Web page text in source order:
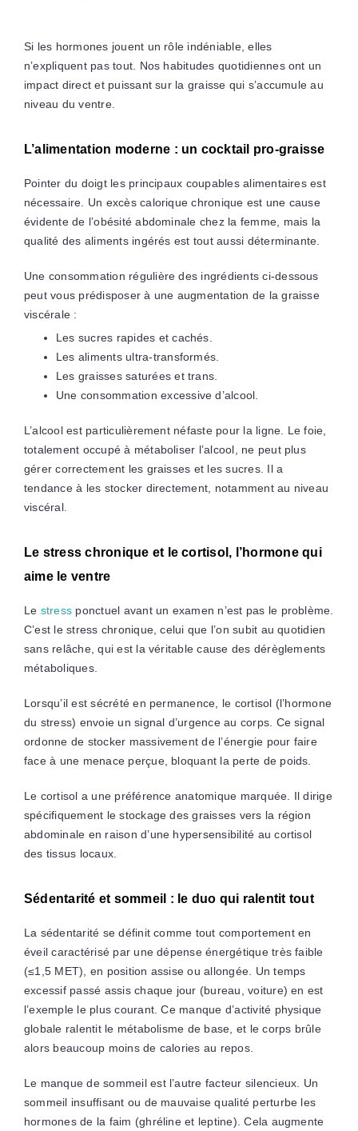
Si les hormones jouent un rôle indéniable, elles
n’expliquent pas tout. Nos habitudes quotidiennes ont un
impact direct et puissant sur la graisse qui s’accumule au
niveau du ventre.
L’alimentation moderne : un cocktail pro-graisse
Pointer du doigt les principaux coupables alimentaires est
nécessaire. Un excès calorique chronique est une cause
évidente de l’obésité abdominale chez la femme, mais la
qualité des aliments ingérés est tout aussi déterminante.
Une consommation régulière des ingrédients ci-dessous
peut vous prédisposer à une augmentation de la graisse
viscérale :
Les sucres rapides et cachés.
Les aliments ultra-transformés.
Les graisses saturées et trans.
Une consommation excessive d’alcool.
L’alcool est particulièrement néfaste pour la ligne. Le foie,
totalement occupé à métaboliser l’alcool, ne peut plus
gérer correctement les graisses et les sucres. Il a
tendance à les stocker directement, notamment au niveau
viscéral.
Le stress chronique et le cortisol, l’hormone qui
aime le ventre
Le stress ponctuel avant un examen n’est pas le problème.
C’est le stress chronique, celui que l’on subit au quotidien
sans relâche, qui est la véritable cause des dérèglements
métaboliques.
Lorsqu’il est sécrété en permanence, le cortisol (l’hormone
du stress) envoie un signal d’urgence au corps. Ce signal
ordonne de stocker massivement de l’énergie pour faire
face à une menace perçue, bloquant la perte de poids.
Le cortisol a une préférence anatomique marquée. Il dirige
spécifiquement le stockage des graisses vers la région
abdominale en raison d’une hypersensibilité au cortisol
des tissus locaux.
Sédentarité et sommeil : le duo qui ralentit tout
La sédentarité se définit comme tout comportement en
éveil caractérisé par une dépense énergétique très faible
(≤1,5 MET), en position assise ou allongée. Un temps
excessif passé assis chaque jour (bureau, voiture) en est
l’exemple le plus courant. Ce manque d’activité physique
globale ralentit le métabolisme de base, et le corps brûle
alors beaucoup moins de calories au repos.
Le manque de sommeil est l’autre facteur silencieux. Un
sommeil insuffisant ou de mauvaise qualité perturbe les
hormones de la faim (ghréline et leptine). Cela augmente